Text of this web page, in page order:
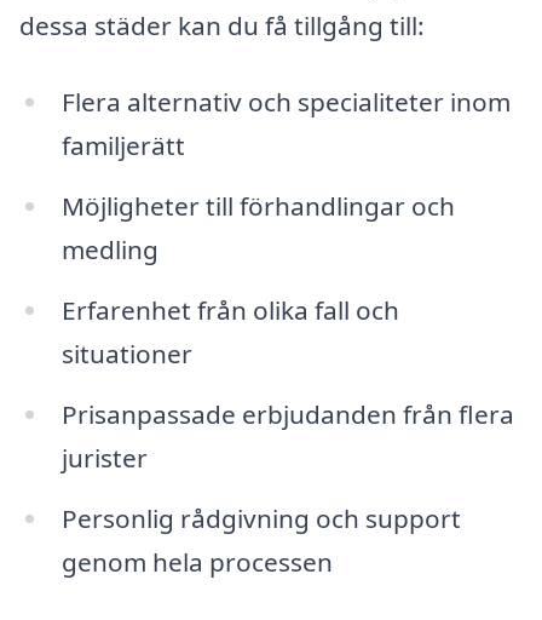
dessa städer kan du få tillgång till:
Flera alternativ och specialiteter inom
familjerätt
Möjligheter till förhandlingar och
medling
Erfarenhet från olika fall och
situationer
Prisanpassade erbjudanden från flera
jurister
Personlig rådgivning och support
genom hela processen